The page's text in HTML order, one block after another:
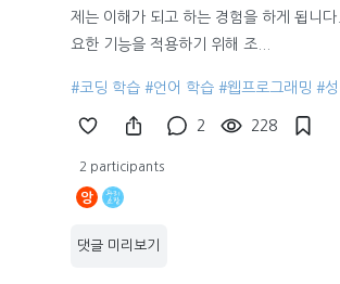
제는 이해가 되고 하는 경험을 하게 됩니
요한 기능을 적용하기 위해 조...
#코딩 학습 #언어 학습 #웹프로그래밍 #
2 228
2 participants
앙
댓글 미리보기